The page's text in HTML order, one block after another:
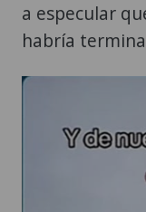
a especular
habría